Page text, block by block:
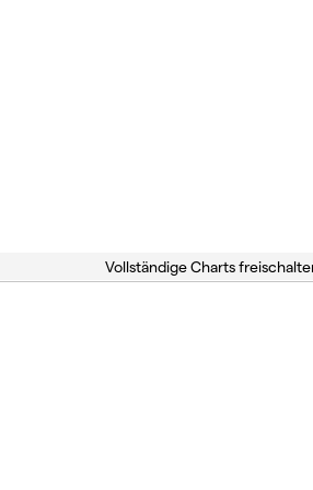
Vollständige Charts